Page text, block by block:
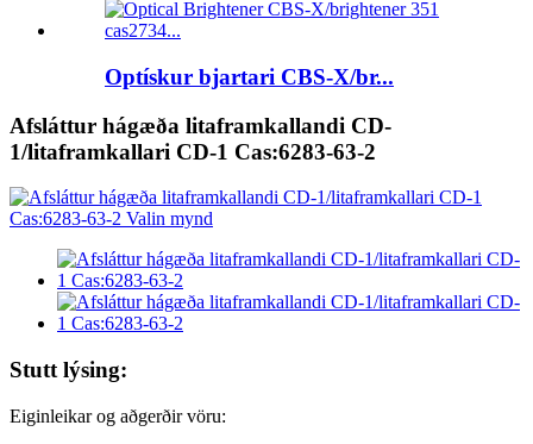
Optískur bjartari CBS-X/br...
Afsláttur hágæða litaframkallandi CD-
1/litaframkallari CD-1 Cas:6283-63-2
Stutt lýsing:
Eiginleikar og aðgerðir vöru: